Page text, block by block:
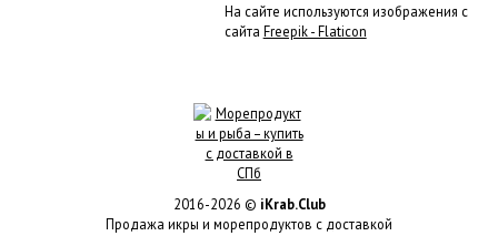
На сайте используются изображения с
сайта Freepik - Flaticon
2016-2026 © iKrab.Club
Продажа икры и морепродуктов с доставкой